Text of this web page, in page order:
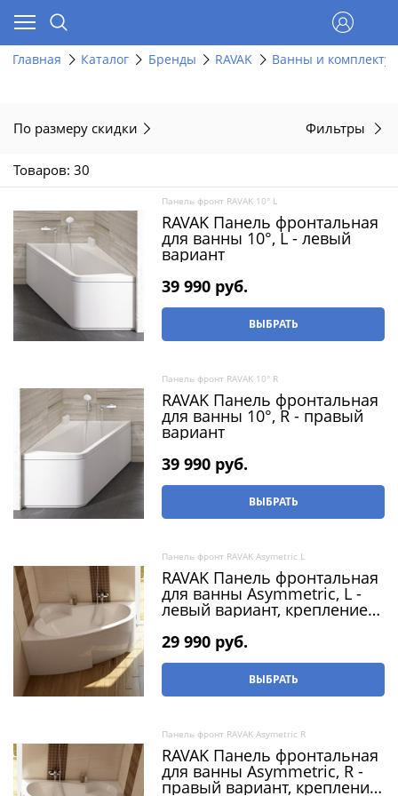
Главная Каталог Бренды RAVAK Ванны и
По размеру скидки Фильтры
Товаров: 30
Панель фронт RAVAK 10° L
RAVAK Панель фронтальная
для ванны 10°, L - левый
вариант
39 990 руб.
ВЫБРАТЬ
Панель фронт RAVAK 10° R
RAVAK Панель фронтальная
для ванны 10°, R - правый
вариант
39 990 руб.
ВЫБРАТЬ
Панель фронт RAVAK Asymetric L
RAVAK Панель фронтальная
для ванны Asymmetric, L -
левый вариант, крепление
29 990 руб.
ВЫБРАТЬ
Панель фронт RAVAK Asymetric R
RAVAK Панель фронтальная
для ванны Asymmetric, R -
правый вариант, крепление